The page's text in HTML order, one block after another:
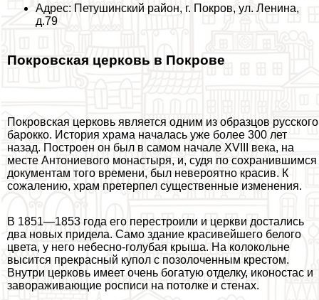
Адрес: Петушинский район, г. Покров, ул. Ленина,
д.79
Покровская церковь в Покрове
Покровская церковь является одним из образцов русского
барокко. История храма началась уже более 300 лет
назад. Построен он был в самом начале XVIII века, на
месте Антониевого монастыря, и, судя по сохранившимся
документам того времени, был невероятно красив. К
сожалению, храм претерпел существенные изменения.
В 1851—1853 года его перестроили и церкви достались
два новых придела. Само здание красивейшего белого
цвета, у него небесно-гoлyбая крыша. На колокольне
высится прекрасный купол с позолоченным крестом.
Внутри церковь имеет очень богатую отделку, иконостас и
завораживающие росписи на потолке и стенах.